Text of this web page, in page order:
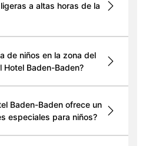
a altas horas de la
de niños en la zona del
Hotel Baden-Baden?
Baden-Baden ofrece un
especiales para niños?